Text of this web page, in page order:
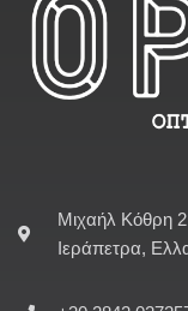
Μιχαήλ Κόθρη
Ιεράπετρα,